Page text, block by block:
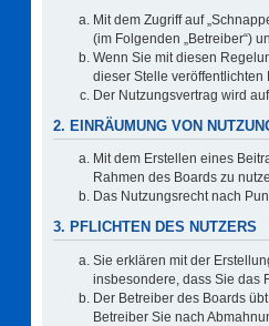
Mit dem Zugriff auf
(im Folgenden „Betreiber“)
Wenn Sie mit diesen
dieser Stelle veröffentlichten
Der Nutzungsvertrag wird
2. EINRÄUMUNG VON
Mit dem Erstellen eines
Rahmen des Boards zu
Das Nutzungsrecht nach
3. PFLICHTEN DES NUTZERS
Sie erklären mit der
insbesondere, dass Sie das
Der Betreiber des Boards
Betreiber Sie nach